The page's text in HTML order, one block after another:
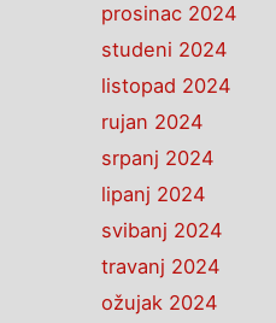
prosinac 2024
studeni 2024
listopad 2024
rujan 2024
srpanj 2024
lipanj 2024
svibanj 2024
travanj 2024
ožujak 2024